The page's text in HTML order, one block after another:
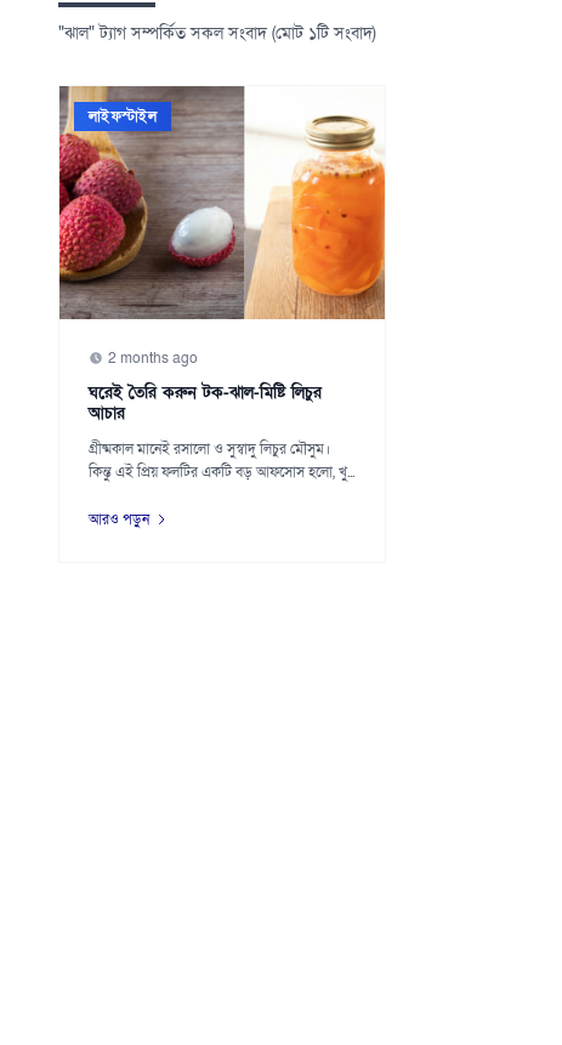
"ঝাল" ট্যাগ সম্পর্কিত সকল সংবাদ (মোট ১টি সংবাদ)
লাইফস্টাইল
2 months ago
ঘরেই তৈরি করুন টক-ঝাল-মিষ্টি লিচুর
আচার
গ্রীষ্মকাল মানেই রসালো ও সুস্বাদু লিচুর মৌসুম।
কিন্তু এই প্রিয় ফলটির একটি বড় আফসোস হলো, খু...
আরও পড়ুন